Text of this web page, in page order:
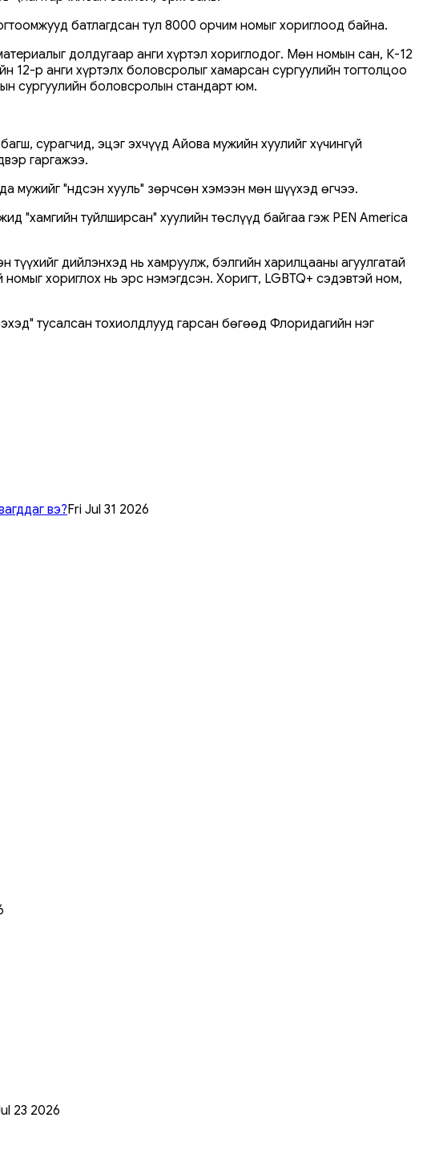
батлагдсан тул 8000 орчим номыг хориглоод байна.
долдугаар анги хүртэл хориглодог. Мөн номын сан, К-12
12-р анги хүртэлх боловсролыг хамарсан сургуулийн тогтолцоо
сургуулийн боловсролын стандарт юм.
сурагчид, эцэг эхчүүд Айова мужийн хуулийг хүчингүй
гаргажээ.
мужийг "Үндсэн хууль" зөрчсөн хэмээн мөн шүүхэд өгчээ.
"хамгийн туйлширсан" хуулийн төслүүд байгаа гэж PEN America
дийлэнхэд нь хамруулж, бэлгийн харилцааны агуулгатай
хориглох нь эрс нэмэгдсэн. Хоригт, LGBTQ+ сэдэвтэй ном,
тусалсан тохиолдлууд гарсан бөгөөд Флоридагийн нэг
вэ?Fri Jul 31 2026
23 2026